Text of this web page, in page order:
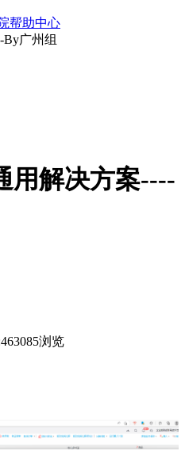
帮助中心
广州组
用解决方案----
3085浏览